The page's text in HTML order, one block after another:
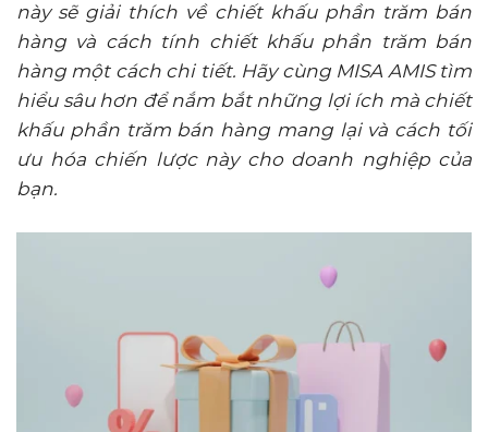
này sẽ giải thích về chiết khấu phần trăm bán
hàng và cách tính chiết khấu phần trăm bán
hàng một cách chi tiết. Hãy cùng MISA AMIS tìm
hiểu sâu hơn để nắm bắt những lợi ích mà chiết
khấu phần trăm bán hàng mang lại và cách tối
ưu hóa chiến lược này cho doanh nghiệp của
bạn.